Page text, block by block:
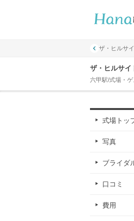
ザ・ヒルサ
ザ・ヒルサイ
六甲駅/式場・
式場トッ
写真
ブライダ
口コミ
費用